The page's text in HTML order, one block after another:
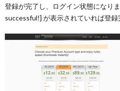
登録が完了し、ログイン状態になり
successful!] が表示されていれば登録